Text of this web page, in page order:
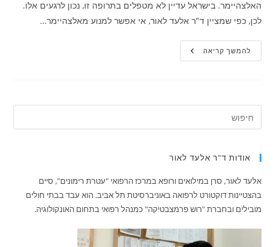
האלצהיימר. בישראל עדיין לא מטפלים בתרופה זו, נכון לרגעים אלו.
לכן, כפי שמציין ד"ר אלעד לאור, אי אפשר למנוע מאלצהיימר…
להמשך קריאהדרכים
אפשריות
אודות ד"ר אלעד לאור
אלעד לאור, סרן במילואים ורופא במרכז הרפואי "עטרת רימונים", סיים
בהצטיינות דוקטורט לרפואה באוניברסיטת תל אביב. הוא עבד בבתי חולים
מובילים ובחברת "רוש פרמצבטיקה" כמנהל רפואי בתחום האונקולוגיה.